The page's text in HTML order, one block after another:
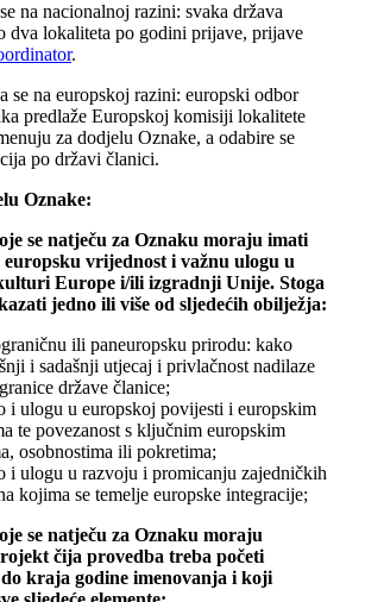
na nacionalnoj razini: svaka država
dva lokaliteta po godini prijave, prijave
.
se na europskoj razini: europski odbor
predlaže Europskoj komisiji lokalitete
za dodjelu Oznake, a odabire se
po državi članici.
Oznake:
se natječu za Oznaku moraju imati
europsku vrijednost i važnu ulogu u
Europe i/ili izgradnji Unije. Stoga
jedno ili više od sljedećih obilježja:
ili paneuropsku prirodu: kako
i sadašnji utjecaj i privlačnost nadilaze
države članice;
i ulogu u europskoj povijesti i europskim
te povezanost s ključnim europskim
osobnostima ili pokretima;
i ulogu u razvoju i promicanju zajedničkih
kojima se temelje europske integracije;
se natječu za Oznaku moraju
čija provedba treba početi
kraja godine imenovanja i koji